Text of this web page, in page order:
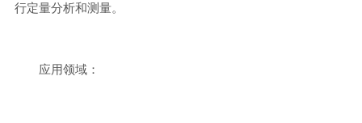
行定量分析和测量。
应用领域：